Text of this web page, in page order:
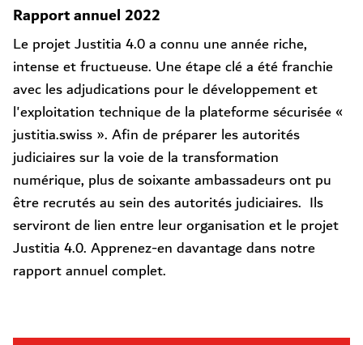
Rapport annuel 2022
Le projet Justitia 4.0 a connu une année riche,
intense et fructueuse. Une étape clé a été franchie
avec les adjudications pour le développement et
l'exploitation technique de la plateforme sécurisée «
justitia.swiss ». Afin de préparer les autorités
judiciaires sur la voie de la transformation
numérique, plus de soixante ambassadeurs ont pu
être recrutés au sein des autorités judiciaires. Ils
serviront de lien entre leur organisation et le projet
Justitia 4.0. Apprenez-en davantage dans notre
rapport annuel complet.